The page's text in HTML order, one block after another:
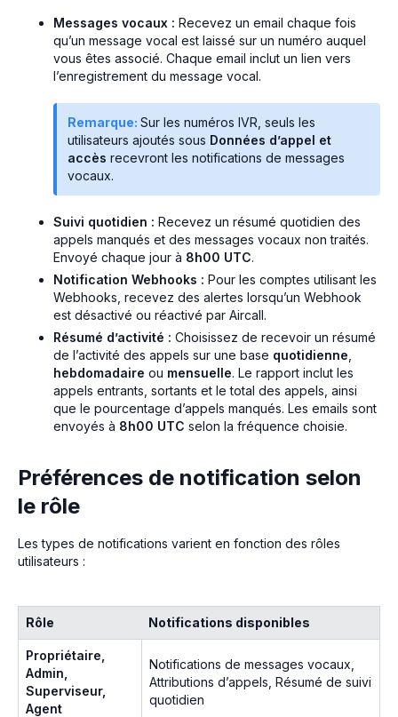
Messages vocaux : Recevez un email chaque fois
qu’un message vocal est laissé sur un numéro auquel
vous êtes associé. Chaque email inclut un lien vers
l’enregistrement du message vocal.
Remarque: Sur les numéros IVR, seuls les
utilisateurs ajoutés sous Données d’appel et
accès recevront les notifications de messages
vocaux.
Suivi quotidien : Recevez un résumé quotidien des
appels manqués et des messages vocaux non traités.
Envoyé chaque jour à 8h00 UTC.
Notification Webhooks : Pour les comptes utilisant les
Webhooks, recevez des alertes lorsqu’un Webhook
est désactivé ou réactivé par Aircall.
Résumé d’activité : Choisissez de recevoir un résumé
de l’activité des appels sur une base quotidienne
hebdomadaire ou mensuelle. Le rapport inclut les
appels entrants, sortants et le total des appels, ainsi
que le pourcentage d’appels manqués. Les emails sont
envoyés à 8h00 UTC selon la fréquence choisie.
Préférences de notification selon
le rôle
Les types de notifications varient en fonction des rôles
utilisateurs :
Rôle Notifications disponibles
Propriétaire,
Admin,
Superviseur,
Agent
Notifications de messages vocaux,
Attributions d’appels, Résumé de suivi
quotidien